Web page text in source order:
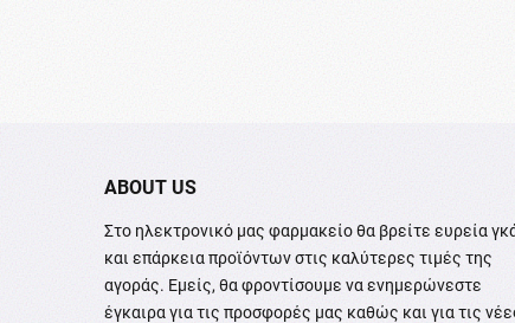
ABOUT US
Στο ηλεκτρονικό μας φαρμακείο θα βρείτε ευρεία
και επάρκεια προϊόντων στις καλύτερες τιμές της
αγοράς. Εμείς, θα φροντίσουμε να ενημερώνεστε
έγκαιρα για τις προσφορές μας καθώς και για τις